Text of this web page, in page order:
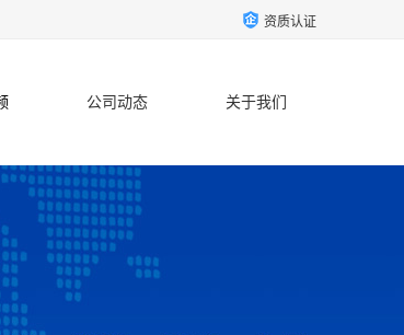
资质认证
公司动态 关于我们